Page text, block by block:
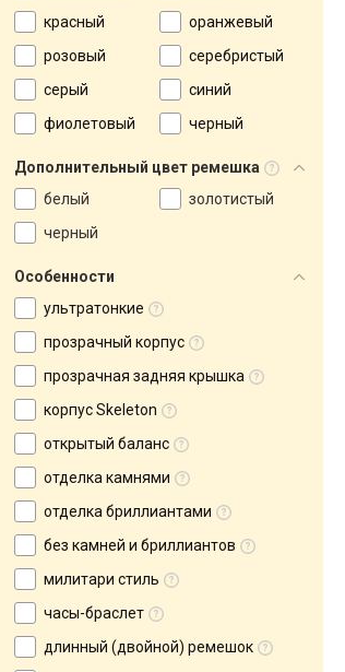
красный
оранжевый
розовый
серебристый
серый
синий
фиолетовый
черный
Дополнительный цвет ремешка
белый
золотистый
черный
Особенности
ультратонкие
прозрачный корпус
прозрачная задняя крышка
корпус Skeleton
открытый баланс
отделка камнями
отделка бриллиантами
без камней и бриллиантов
милитари стиль
часы-браслет
длинный (двойной) ремешок